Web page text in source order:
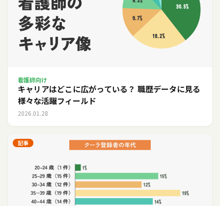
看護師向け
キャリアはどこに広がっている？ 職歴データに見る
様々な活躍フィールド
2026.01.28
記事